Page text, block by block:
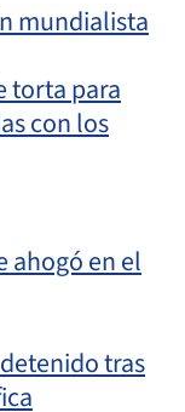
mundialista
torta para
con los
ahogó en el
tras